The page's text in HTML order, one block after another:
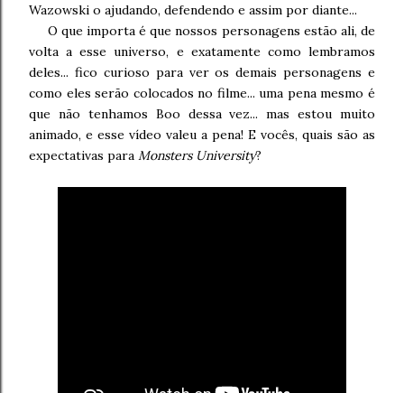
Wazowski o ajudando, defendendo e assim por diante...
O que importa é que nossos personagens estão ali, de
volta a esse universo, e exatamente como lembramos
deles... fico curioso para ver os demais personagens e
como eles serão colocados no filme... uma pena mesmo é
que não tenhamos Boo dessa vez... mas estou muito
animado, e esse vídeo valeu a pena! E vocês, quais são as
expectativas para Monsters University?